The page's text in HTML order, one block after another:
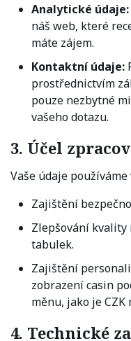
Analytické údaje:
náš web, které
máte zájem.
Kontaktní údaje:
prostřednictvím
pouze nezbytné
vašeho dotazu.
3. Účel
Vaše údaje používáme
Zajištění
Zlepšování kvality
tabulek.
Zajištění
zobrazení casin
měnu, jako je CZK
4. Technické